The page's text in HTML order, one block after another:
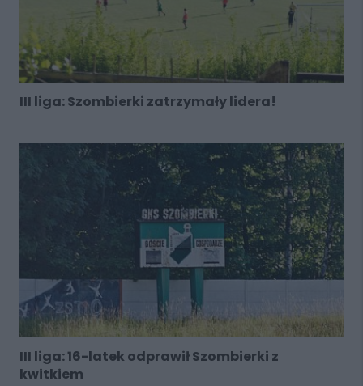
III liga: Szombierki zatrzymały lidera!
III liga: 16-latek odprawił Szombierki z
kwitkiem